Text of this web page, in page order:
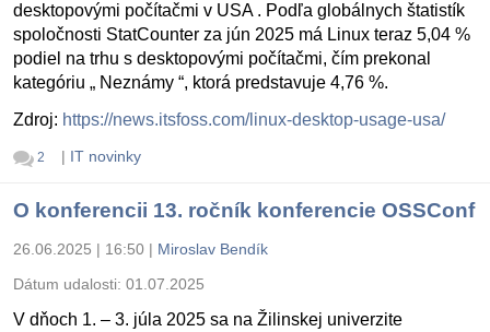
desktopovými počítačmi v USA . Podľa globálnych štatistík
spoločnosti StatCounter za jún 2025 má Linux teraz 5,04 %
podiel na trhu s desktopovými počítačmi, čím prekonal
kategóriu „ Neznámy “, ktorá predstavuje 4,76 %.
Zdroj: https://news.itsfoss.com/linux-desktop-usage-usa/
2 | IT novinky
O konferencii 13. ročník konferencie OSSConf
26.06.2025 | 16:50 | Miroslav Bendík
Dátum udalosti: 01.07.2025
V dňoch 1. – 3. júla 2025 sa na Žilinskej univerzite